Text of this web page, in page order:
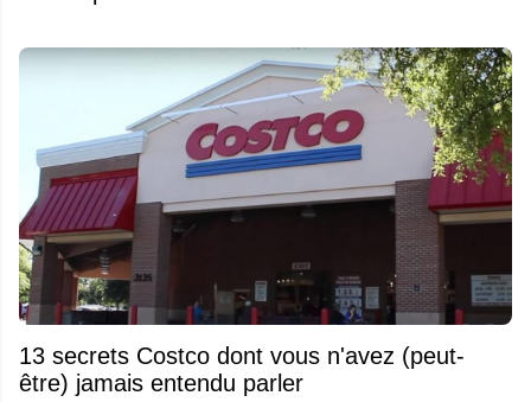
13 secrets Costco dont vous n'avez (peut-
être) jamais entendu parler